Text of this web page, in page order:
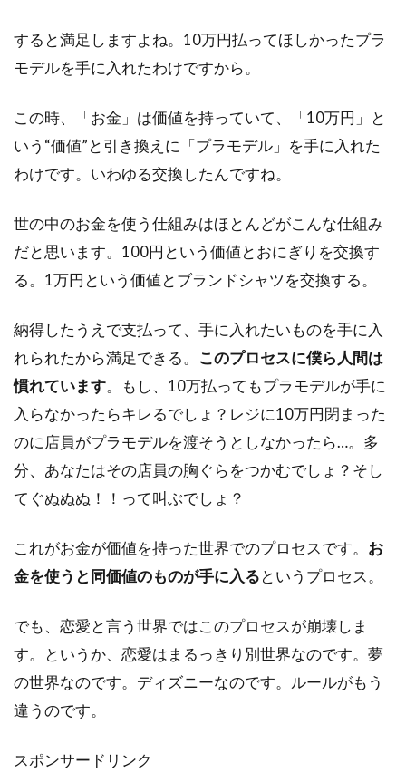
すると満足しますよね。10万円払ってほしかったプラ
モデルを手に入れたわけですから。
この時、「お金」は価値を持っていて、「10万円」と
いう“価値”と引き換えに「プラモデル」を手に入れた
わけです。いわゆる交換したんですね。
世の中のお金を使う仕組みはほとんどがこんな仕組み
だと思います。100円という価値とおにぎりを交換す
る。1万円という価値とブランドシャツを交換する。
納得したうえで支払って、手に入れたいものを手に入
れられたから満足できる。 このプロセスに僕ら人間は
慣れています。もし、10万払ってもプラモデルが手に
入らなかったらキレるでしょ？レジに10万円閉まった
のに店員がプラモデルを渡そうとしなかったら…。多
分、あなたはその店員の胸ぐらをつかむでしょ？そし
てぐぬぬぬ！！って叫ぶでしょ？
これがお金が価値を持った世界でのプロセスです。 お
金を使うと同価値のものが手に入るというプロセス。
でも、恋愛と言う世界ではこのプロセスが崩壊しま
す。というか、恋愛はまるっきり別世界なのです。夢
の世界なのです。ディズニーなのです。ルールがもう
違うのです。
スポンサードリンク